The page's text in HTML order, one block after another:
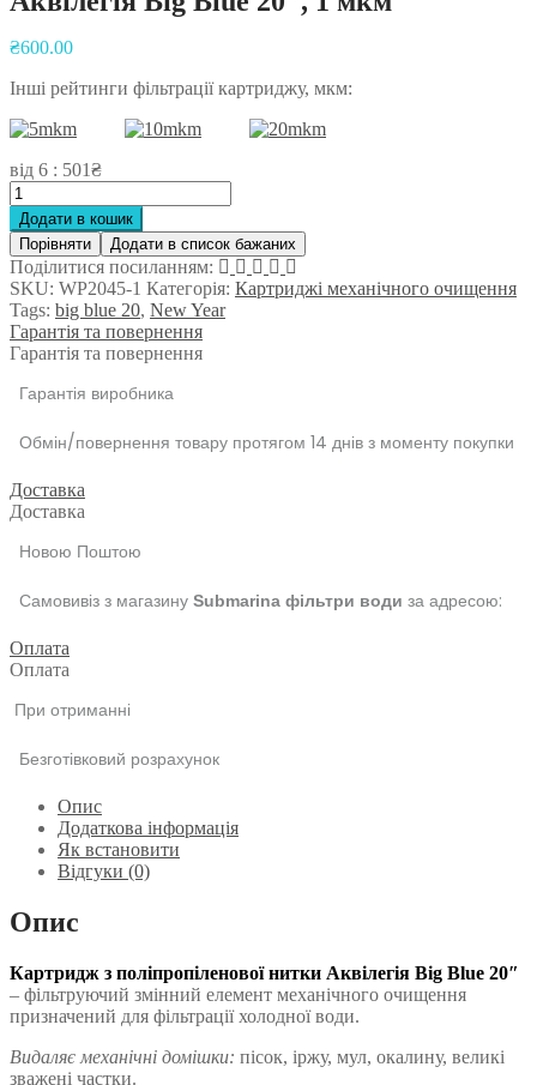
navigation
₴600.00
Інші рейтинги фільтрації картриджу, мкм:
від 6 : 501₴
Картридж
з
поліпропіленової
нитки
Аквілегія
Big
Blue
20",
1
мкм
кількість
Додати в кошик
Порівняти
Додати в список бажаних
Поділитися посиланням:
SKU: WP2045-1 Категорія: Картриджі механічного очищення
Tags: big blue 20, New Year
Гарантія та повернення
Гарантія та повернення
Гарантія виробника
Обмін/повернення товару протягом 14 днів з моменту покупки
Доставка
Доставка
Новою Поштою
Самовивіз з магазину Submarina фільтри води за адресою:
Оплата
Оплата
При отриманні
Безготівковий розрахунок
Опис
Додаткова інформація
Як встановити
Відгуки (0)
Опис
Картридж з поліпропіленової нитки Аквілегія Big Blue 20″
– фільтруючий змінний елемент механічного очищення
призначений для фільтрації холодної води.
Видаляє механічні домішки: пісок, іржу, мул, окалину, великі
зважені частки.